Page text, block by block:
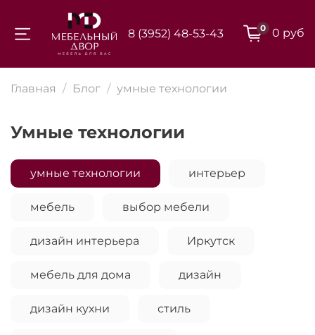
8 (3952) 48-53-43 0 0 руб
Главная Блог умные технологии
умные технологии
умные технологии интерьер
мебель выбор мебели
дизайн интерьера Иркутск
мебель для дома дизайн
дизайн кухни стиль
Для клиентов всех банков
оплату на части
25%
в корзину